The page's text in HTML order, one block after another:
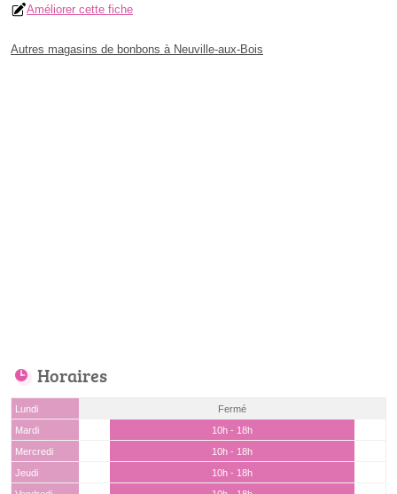
Améliorer cette fiche
Autres magasins de bonbons à Neuville-aux-Bois
Horaires
Lundi
Fermé
Mardi
10h - 18h
Mercredi
10h - 18h
Jeudi
10h - 18h